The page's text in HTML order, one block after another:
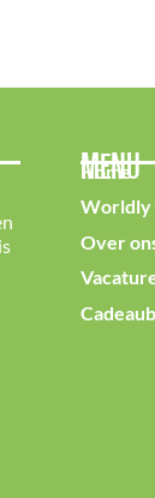
MENU
Home
Worldly
Over